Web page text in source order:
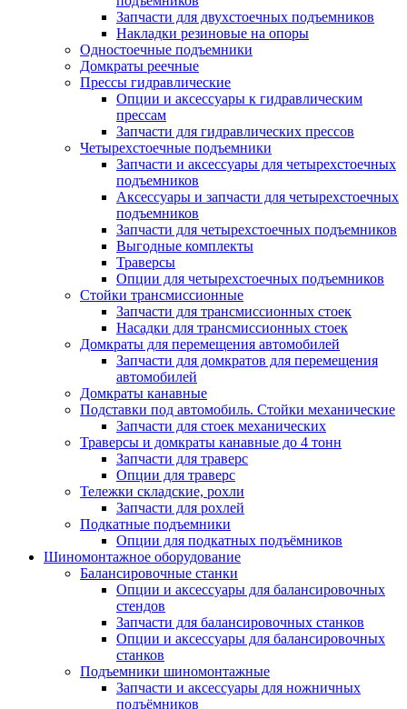
Запчасти для двухстоечных подъемников
Накладки резиновые на опоры
Одностоечные подъемники
Домкраты реечные
Прессы гидравлические
Опции и аксессуары к гидравлическим
прессам
Запчасти для гидравлических прессов
Четырехстоечные подъемники
Запчасти и аксессуары для четырехстоечных
подъемников
Аксессуары и запчасти для четырехстоечных
подъемников
Запчасти для четырехстоечных подъемников
Выгодные комплекты
Траверсы
Опции для четырехстоечных подъемников
Стойки трансмиссионные
Запчасти для трансмиссионных стоек
Насадки для трансмиссионных стоек
Домкраты для перемещения автомобилей
Запчасти для домкратов для перемещения
автомобилей
Домкраты канавные
Подставки под автомобиль. Стойки механические
Запчасти для стоек механических
Траверсы и домкраты канавные до 4 тонн
Запчасти для траверс
Опции для траверс
Тележки складские, рохли
Запчасти для рохлей
Подкатные подъемники
Опции для подкатных подъёмников
Шиномонтажное оборудование
Балансировочные станки
Опции и аксессуары для балансировочных
стендов
Запчасти для балансировочных станков
Опции и аксессуары для балансировочных
станков
Подъемники шиномонтажные
Запчасти и аксессуары для ножничных
подъёмников